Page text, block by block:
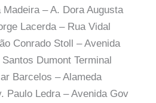
– A. Dora Augusta
Lacerda – Rua Vidal
Conrado Stoll – Avenida
Dumont Terminal
Barcelos – Alameda
Paulo Ledra – Avenida Gov